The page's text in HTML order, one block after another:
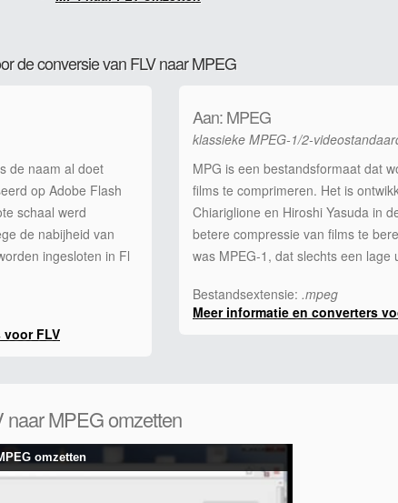
de conversie van FLV naar MPEG
de naam al doet
op Adobe Flash
schaal werd
de nabijheid van
ingesloten in Fl
FLV
Aan: MPEG
klassieke MPEG-1/2-
MPG is een bestandsformaat dat
films te comprimeren. Het is
Chiariglione en Hiroshi Yasuda in
betere compressie van films te
was MPEG-1, dat slechts een
Bestandsextensie: .mpeg
Meer informatie en converters
naar MPEG omzetten
omzetten